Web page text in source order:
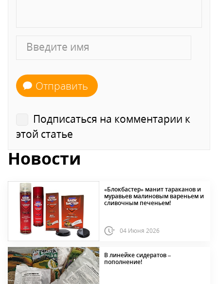
Отправить
Подписаться на комментарии к
этой статье
Новости
«Блокбастер» манит тараканов и
муравьев малиновым вареньем и
сливочным печеньем!
04 Июня 2026
В линейке сидератов –
пополнение!